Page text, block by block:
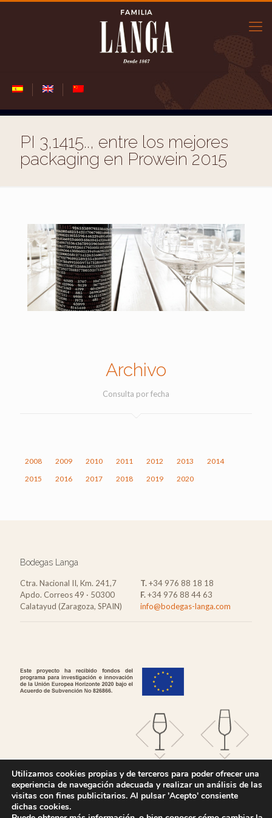
PI 3,1415.., entre los mejores
packaging en Prowein 2015
Archivo
Consulta por fecha
2008 2009 2010 2011 2012 2013
2014
2015
2016 2017 2018 2019 2020
Bodegas Langa
Ctra. Nacional II, Km. 241,7
Apdo. Correos 49 · 50300
Calatayud (Zaragoza, SPAIN)
T.+34 976 88 18 18
F.+34 976 88 44 63
info@bodegas-langa.com
Utilizamos cookies propias y de terceros para poder ofrecer una
experiencia de navegación adecuada y realizar un análisis de las
visitas con fines publicitarios. Al pulsar 'Acepto' consiente
dichas cookies.